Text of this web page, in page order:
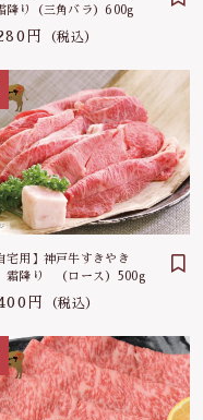
り（三角バラ）600g
円 （税込）
宅用】神戸牛すきやき
降り （ロース）500g
円 （税込）